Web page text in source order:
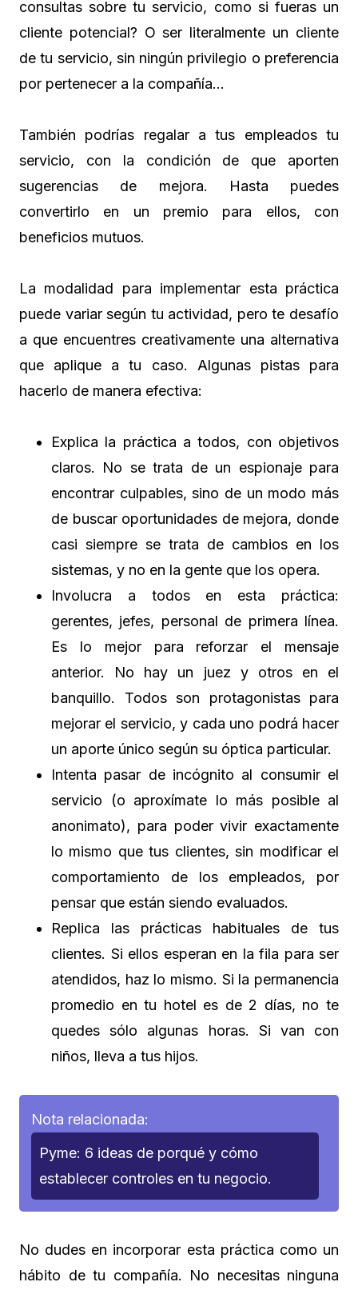
consultas sobre tu servicio, como si fueras un
cliente potencial? O ser literalmente un cliente
de tu servicio, sin ningún privilegio o preferencia
por pertenecer a la compañía…
También podrías regalar a tus empleados tu
servicio, con la condición de que aporten
sugerencias de mejora. Hasta puedes
convertirlo en un premio para ellos, con
beneficios mutuos.
La modalidad para implementar esta práctica
puede variar según tu actividad, pero te desafío
a que encuentres creativamente una alternativa
que aplique a tu caso. Algunas pistas para
hacerlo de manera efectiva:
Explica la práctica a todos, con objetivos
claros. No se trata de un espionaje para
encontrar culpables, sino de un modo más
de buscar oportunidades de mejora, donde
casi siempre se trata de cambios en los
sistemas, y no en la gente que los opera.
Involucra a todos en esta práctica:
gerentes, jefes, personal de primera línea.
Es lo mejor para reforzar el mensaje
anterior. No hay un juez y otros en el
banquillo. Todos son protagonistas para
mejorar el servicio, y cada uno podrá hacer
un aporte único según su óptica particular.
Intenta pasar de incógnito al consumir el
servicio (o aproxímate lo más posible al
anonimato), para poder vivir exactamente
lo mismo que tus clientes, sin modificar el
comportamiento de los empleados, por
pensar que están siendo evaluados.
Replica las prácticas habituales de tus
clientes. Si ellos esperan en la fila para ser
atendidos, haz lo mismo. Si la permanencia
promedio en tu hotel es de 2 días, no te
quedes sólo algunas horas. Si van con
niños, lleva a tus hijos.
Nota relacionada:
Pyme: 6 ideas de porqué y cómo
establecer controles en tu negocio.
No dudes en incorporar esta práctica como un
hábito de tu compañía. No necesitas ninguna